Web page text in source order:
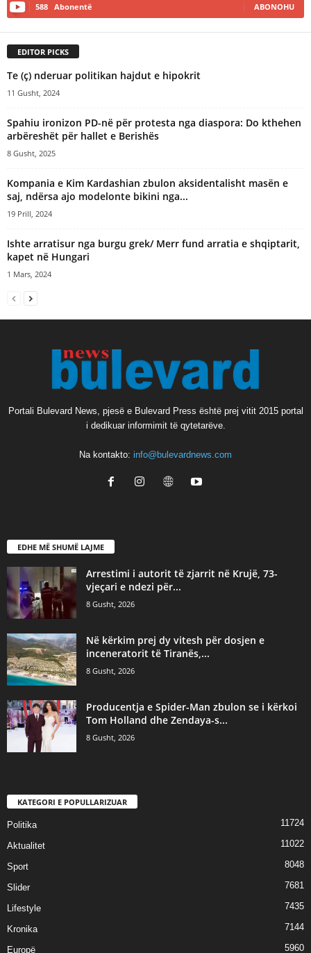
588 Abonentë ABONOHU
EDITOR PICKS
Te (ç) nderuar politikan hajdut e hipokrit
11 Gusht, 2024
Spahiu ironizon PD-në për protesta nga diaspora: Do kthehen
arbëreshët për hallet e Berishës
8 Gusht, 2025
Kompania e Kim Kardashian zbulon aksidentalisht masën e
saj, ndërsa ajo modelonte bikini nga...
19 Prill, 2024
Ishte arratisur nga burgu grek/ Merr fund arratia e shqiptarit,
kapet në Hungari
1 Mars, 2024
Portali Bulevard News, pjesë e Bulevard Press është prej vitit 2015 portal
i dedikuar informimit të qytetarëve.
Na kontakto: info@bulevardnews.com
EDHE MË SHUMË LAJME
Arrestimi i autorit të zjarrit në Krujë, 73-
vjeçari e ndezi për...
8 Gusht, 2026
Në kërkim prej dy vitesh për dosjen e
inceneratorit të Tiranës,...
8 Gusht, 2026
Producentja e Spider-Man zbulon se i kërkoi
Tom Holland dhe Zendaya-s...
8 Gusht, 2026
KATEGORI E POPULLARIZUAR
Politika 11724
Aktualitet 11022
Sport 8048
Slider 7681
Lifestyle 7435
Kronika 7144
Europë 5960